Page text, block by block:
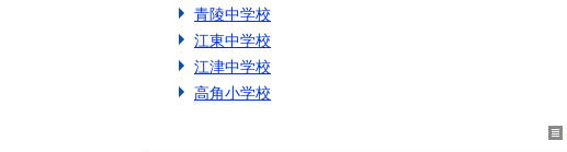
青陵中学校
江東中学校
江津中学校
高角小学校